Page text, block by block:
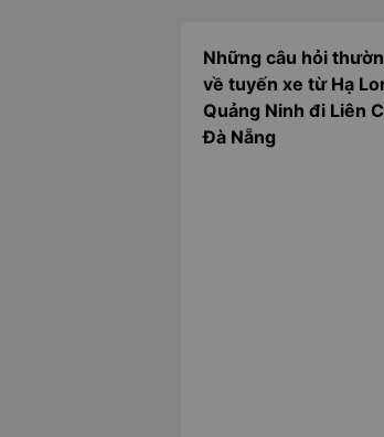
Những câu hỏi
về tuyến xe từ Hạ
Quảng Ninh đi Liên
Đà Nẵng